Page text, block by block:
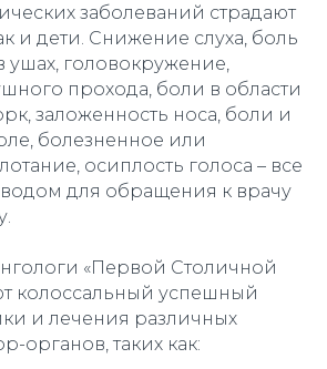
заболеваний страдают
и дети. Снижение слуха, боль
ушах, головокружение,
прохода, боли в области
заложенность носа, боли и
болезненное или
осиплость голоса – все
для обращения к врачу
«Первой Столичной
колоссальный успешный
и лечения различных
органов, таких как: